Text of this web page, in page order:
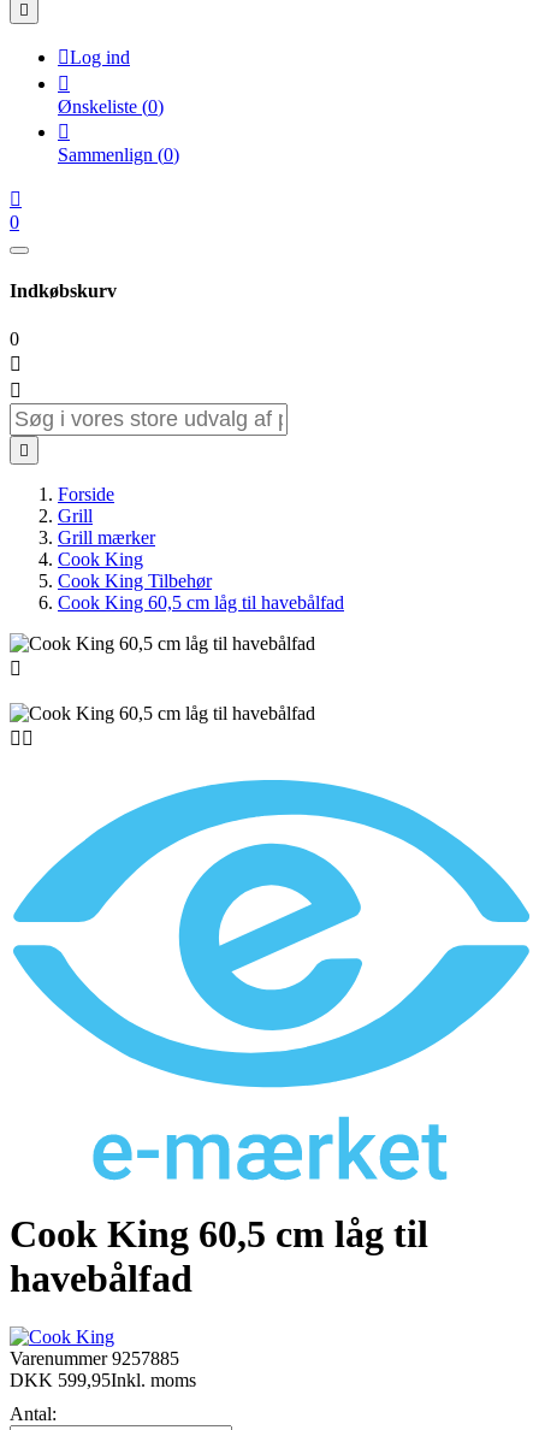

Log ind

Ønskeliste (0)

Sammenlign (0)

0
Indkøbskurv
0



Forside
Grill
Grill mærker
Cook King
Cook King Tilbehør
Cook King 60,5 cm låg til havebålfad

 
Cook King 60,5 cm låg til
havebålfad
Varenummer9257885
DKK 599,95Inkl. moms
Antal: